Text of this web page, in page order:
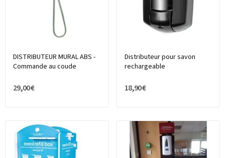
DISTRIBUTEUR MURAL ABS -
Commande au coude
29,00 €
Distributeur pour savon
rechargeable
18,90 €